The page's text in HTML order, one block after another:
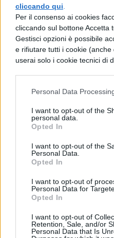
cliccando qui
Per il consenso ai cookies
cliccando sul bottone Accetta
Gestisci opzioni è possibile
e rifiutare tutti i cookie (anche
userai solo i cookie tecnici di
Personal Data
I want to opt-out of the
personal data.
Opted In
I want to opt-out of the
Personal Data.
Opted In
I want to opt-out of
Personal Data for
Opted In
I want to opt-out of
Retention, Sale, and/or
Personal Data that Is
sventure), risolleva il
e concedi una
crudeli che ho
(lett. delle) mie
ai pericoli. Fa
bestia (lett. del
restituiscimi alla
restituiscimi al
implacabile, mi sia